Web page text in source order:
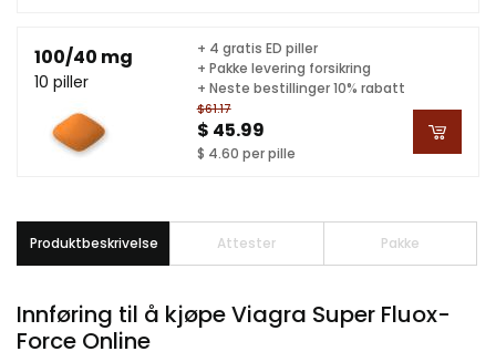
100/40 mg
10 piller
$61.17
$ 45.99
$ 4.60 per pille
+ 4 gratis ED piller
+ Pakke levering forsikring
+ Neste bestillinger 10% rabatt
Produktbeskrivelse Attester Pakke
Innføring til å kjøpe Viagra Super Fluox-
Force Online